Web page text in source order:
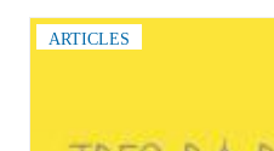
ARTICLES